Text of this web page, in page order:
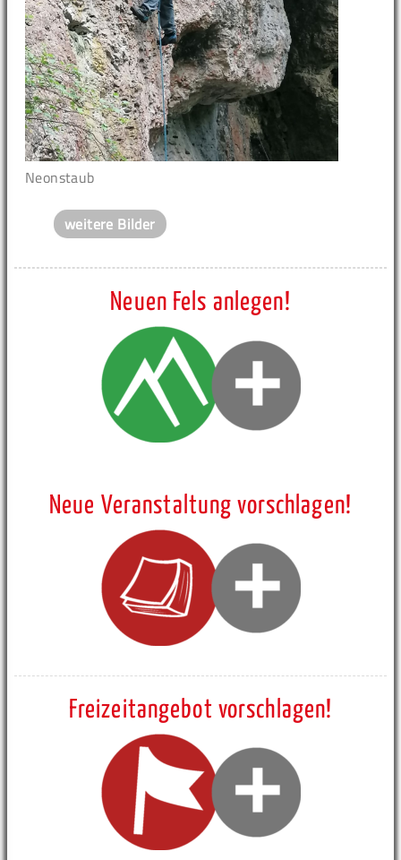
Neonstaub
weitere Bilder
Neuen Fels anlegen!
Neue Veranstaltung vorschlagen!
Freizeitangebot vorschlagen!